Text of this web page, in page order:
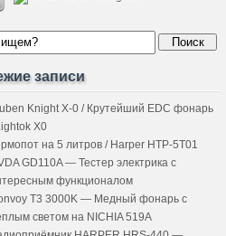
записи
Knight X-0 / Крутейший EDC фонарь
X0
на 5 литров / Harper HTP-5T01
GD110A — Тестер электрика с
функционалом
T3 3000K — Медный фонарь с
светом на NICHIA 519A